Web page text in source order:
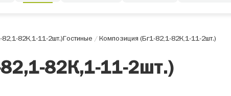
82К,1-11-2шт.)Гостиные /Композиция (Бг1-82,1-82К,1-11-2шт.)
82К,1-11-2шт.)